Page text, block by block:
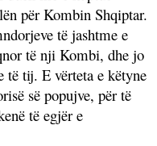
për Kombin Shqiptar.
të jashtme e
të nji Kombi, dhe jo
të tij. E vërteta e këtyne
së popujve, për të
të egjër e